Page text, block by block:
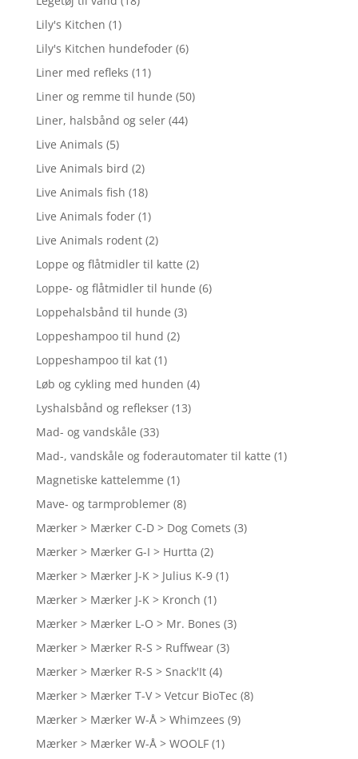
Lily's Kitchen (1)
Lily's Kitchen hundefoder (6)
Liner med refleks (11)
Liner og remme til hunde (50)
Liner, halsbånd og seler (44)
Live Animals (5)
Live Animals bird (2)
Live Animals fish (18)
Live Animals foder (1)
Live Animals rodent (2)
Loppe og flåtmidler til katte (2)
Loppe- og flåtmidler til hunde (6)
Loppehalsbånd til hunde (3)
Loppeshampoo til hund (2)
Loppeshampoo til kat (1)
Løb og cykling med hunden (4)
Lyshalsbånd og reflekser (13)
Mad- og vandskåle (33)
Mad-, vandskåle og foderautomater til katte (1)
Magnetiske kattelemme (1)
Mave- og tarmproblemer (8)
Mærker > Mærker C-D > Dog Comets (3)
Mærker > Mærker G-I > Hurtta (2)
Mærker > Mærker J-K > Julius K-9 (1)
Mærker > Mærker J-K > Kronch (1)
Mærker > Mærker L-O > Mr. Bones (3)
Mærker > Mærker R-S > Ruffwear (3)
Mærker > Mærker R-S > Snack'It (4)
Mærker > Mærker T-V > Vetcur BioTec (8)
Mærker > Mærker W-Å > Whimzees (9)
Mærker > Mærker W-Å > WOOLF (1)